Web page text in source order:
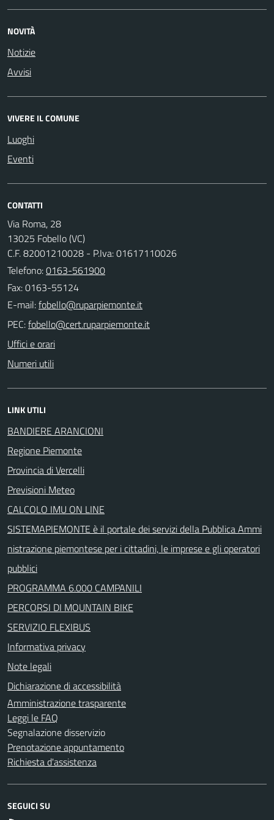
NOVITÀ
Notizie
Avvisi
VIVERE IL COMUNE
Luoghi
Eventi
CONTATTI
Via Roma, 28
13025 Fobello (VC)
C.F. 82001210028 - P.Iva: 01617110026
Telefono:0163-561900
Fax: 0163-55124
E-mail:
PEC:
Uffici e orari
Numeri utili
LINK UTILI
BANDIERE ARANCIONI
Regione Piemonte
Provincia di Vercelli
Previsioni Meteo
CALCOLO IMU ON LINE
SISTEMAPIEMONTE è il portale dei servizi della Pubblica Ammi
nistrazione piemontese per i cittadini, le imprese e gli operatori
pubblici
PROGRAMMA 6.000 CAMPANILI
PERCORSI DI MOUNTAIN BIKE
SERVIZIO FLEXIBUS
Informativa privacy
Note legali
Dichiarazione di accessibilità
Amministrazione trasparente
Leggi le FAQ
Segnalazione disservizio
Prenotazione appuntamento
Richiesta d'assistenza
SEGUICI SU